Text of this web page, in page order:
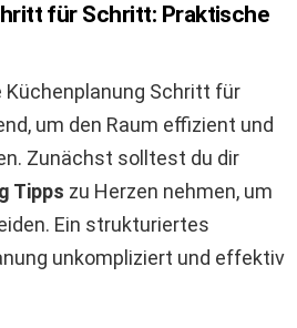
für Schritt: Praktische
Küchenplanung Schritt für
um den Raum effizient und
Zunächst solltest du dir
Tipps zu Herzen nehmen, um
Ein strukturiertes
unkompliziert und effektiv